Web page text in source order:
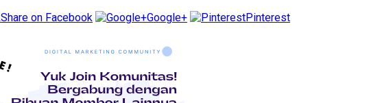
Share on Facebook Google+ Pinterest